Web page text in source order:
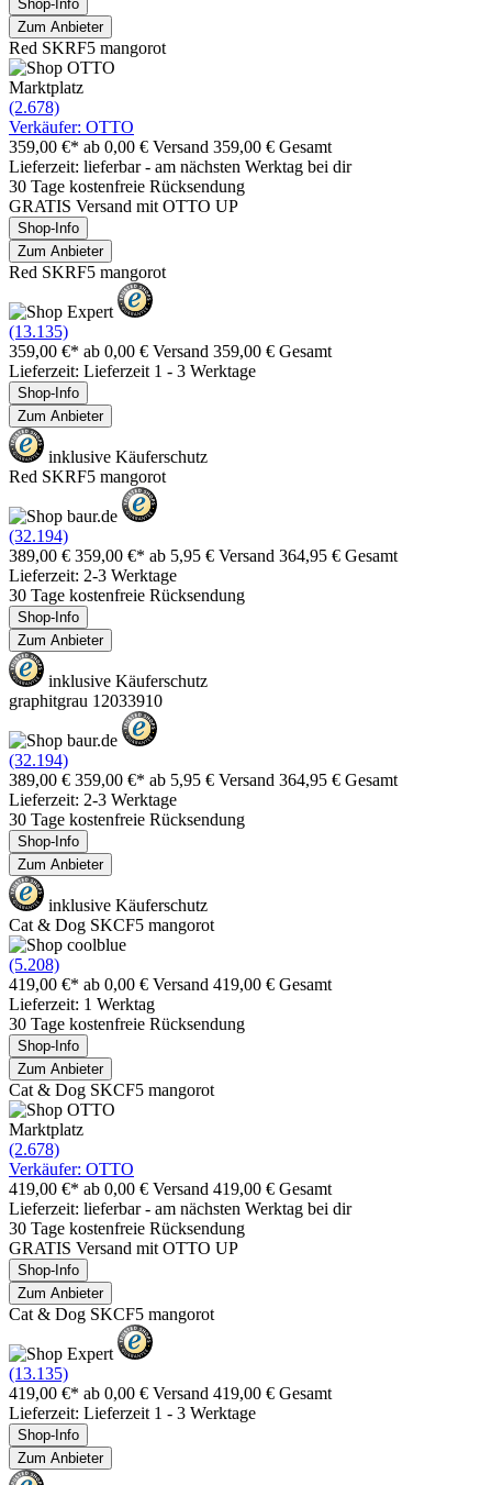
Shop-Info
Zum Anbieter
Red SKRF5 mangorot
Marktplatz
(2.678)
Verkäufer: OTTO
359,00 €* ab 0,00 € Versand 359,00 € Gesamt
Lieferzeit: lieferbar - am nächsten Werktag bei dir
30 Tage kostenfreie Rücksendung
GRATIS Versand mit OTTO UP
Shop-Info
Zum Anbieter
Red SKRF5 mangorot
(13.135)
359,00 €* ab 0,00 € Versand 359,00 € Gesamt
Lieferzeit: Lieferzeit 1 - 3 Werktage
Shop-Info
Zum Anbieter
inklusive Käuferschutz
Red SKRF5 mangorot
(32.194)
389,00 € 359,00 €* ab 5,95 € Versand 364,95 € Gesamt
Lieferzeit: 2-3 Werktage
30 Tage kostenfreie Rücksendung
Shop-Info
Zum Anbieter
inklusive Käuferschutz
graphitgrau 12033910
(32.194)
389,00 € 359,00 €* ab 5,95 € Versand 364,95 € Gesamt
Lieferzeit: 2-3 Werktage
30 Tage kostenfreie Rücksendung
Shop-Info
Zum Anbieter
inklusive Käuferschutz
Cat & Dog SKCF5 mangorot
(5.208)
419,00 €* ab 0,00 € Versand 419,00 € Gesamt
Lieferzeit: 1 Werktag
30 Tage kostenfreie Rücksendung
Shop-Info
Zum Anbieter
Cat & Dog SKCF5 mangorot
Marktplatz
(2.678)
Verkäufer: OTTO
419,00 €* ab 0,00 € Versand 419,00 € Gesamt
Lieferzeit: lieferbar - am nächsten Werktag bei dir
30 Tage kostenfreie Rücksendung
GRATIS Versand mit OTTO UP
Shop-Info
Zum Anbieter
Cat & Dog SKCF5 mangorot
(13.135)
419,00 €* ab 0,00 € Versand 419,00 € Gesamt
Lieferzeit: Lieferzeit 1 - 3 Werktage
Shop-Info
Zum Anbieter